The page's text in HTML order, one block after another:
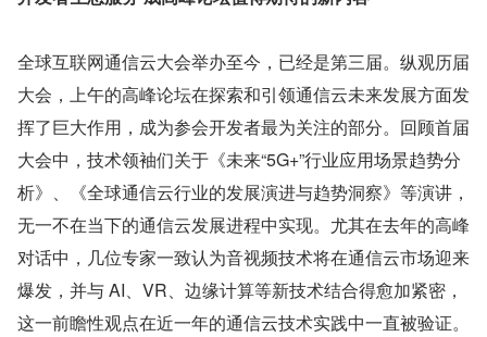
全球互联网通信云大会举办至今，已经是第三届。纵观历届
大会，上午的高峰论坛在探索和引领通信云未来发展方面发
挥了巨大作用，成为参会开发者最为关注的部分。回顾首届
大会中，技术领袖们关于《未来“5G+”行业应用场景趋势分
析》、《全球通信云行业的发展演进与趋势洞察》等演讲，
无一不在当下的通信云发展进程中实现。尤其在去年的高峰
对话中，几位专家一致认为音视频技术将在通信云市场迎来
爆发，并与 AI、VR、边缘计算等新技术结合得愈加紧密，
这一前瞻性观点在近一年的通信云技术实践中一直被验证。